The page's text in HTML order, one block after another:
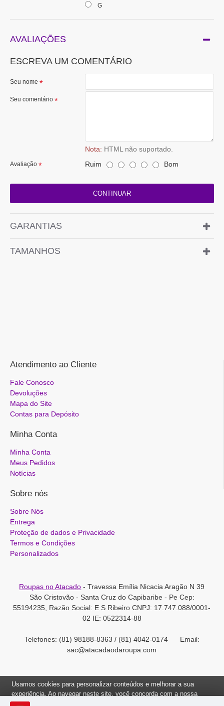
G
AVALIAÇÕES
ESCREVA UM COMENTÁRIO
Seu nome
Seu comentário
Nota: HTML não suportado.
Avaliação Ruim Bom
CONTINUAR
GARANTIAS
TAMANHOS
Atendimento ao Cliente
Fale Conosco
Devoluções
Mapa do Site
Contas para Depósito
Minha Conta
Minha Conta
Meus Pedidos
Notícias
Sobre nós
Sobre Nós
Entrega
Proteção de dados e Privacidade
Termos e Condições
Personalizados
Roupas no Atacado - Travessa Emília Nicacia Aragão N 39
São Cristovão - Santa Cruz do Capibaribe - Pe Cep:
55194235, Razão Social: E S Ribeiro CNPJ: 17.747.088/0001-
02 IE: 0522314-88
Telefones: (81) 98188-8363 / (81) 4042-0174 Email:
sac@atacadaodaroupa.com
Usamos cookies para personalizar conteúdos e melhorar a sua
experiência. Ao navegar neste site, você concorda com a nossa
Política de Cookies.